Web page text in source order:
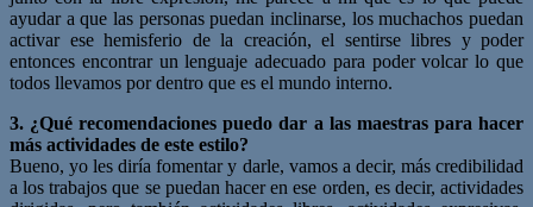
ayudar a que las personas puedan inclinarse, los muchachos puedan
activar ese hemisferio de la creación, el sentirse libres y poder
entonces encontrar un lenguaje adecuado para poder volcar lo que
todos llevamos por dentro que es el mundo interno.
3. ¿Qué recomendaciones puedo dar a las maestras para hacer
más actividades de este estilo?
Bueno, yo les diría fomentar y darle, vamos a decir, más credibilidad
a los trabajos que se puedan hacer en ese orden, es decir, actividades